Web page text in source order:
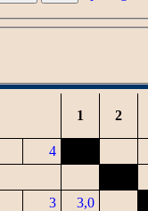
1 2
4
3
3,0